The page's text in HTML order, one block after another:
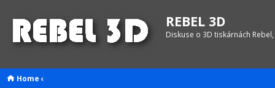
REBEL 3D
Diskuse o 3D tiskárnách
Home ‹